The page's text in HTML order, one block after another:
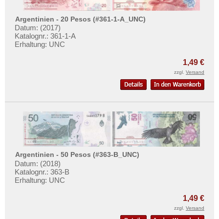
Saudi Arabien
Singapur
Sri Lanka
Straits Settlements
Tadschikistan
Taiwan
Thailand
Timor
Turkmenistan
Usbekistan
Argentinien - 20 Pesos (#361-1-A_UNC)
Datum: (2017)
Katalognr.: 361-1-A
Erhaltung: UNC
1,49 €
zzgl. Versand
Argentinien - 50 Pesos (#363-B_UNC)
Datum: (2018)
Katalognr.: 363-B
Erhaltung: UNC
1,49 €
zzgl. Versand